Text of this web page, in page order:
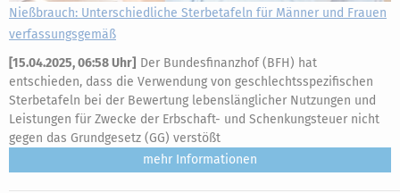
Nießbrauch: Unterschiedliche Sterbetafeln für Männer und Frauen
verfassungsgemäß
[15.04.2025, 06:58 Uhr] Der Bundesfinanzhof (BFH) hat
entschieden, dass die Verwendung von geschlechtsspezifischen
Sterbetafeln bei der Bewertung lebenslänglicher Nutzungen und
Leistungen für Zwecke der Erbschaft- und Schenkungsteuer nicht
gegen das Grundgesetz (GG) verstößt
mehr